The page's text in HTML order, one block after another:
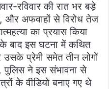
रविवार की रात भर बड़े
और अफवाहों से विरोध तेज
का प्रयास किया
बाद इस घटना में कथित
उसके प्रेमी समेत तीन लोगों
पुलिस ने इस संभावना से
के वीडियो बनाए गए थे